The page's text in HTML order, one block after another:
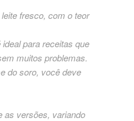
fresco, com o teor
para receitas que
muitos problemas.
do soro, você deve
as versões, variando